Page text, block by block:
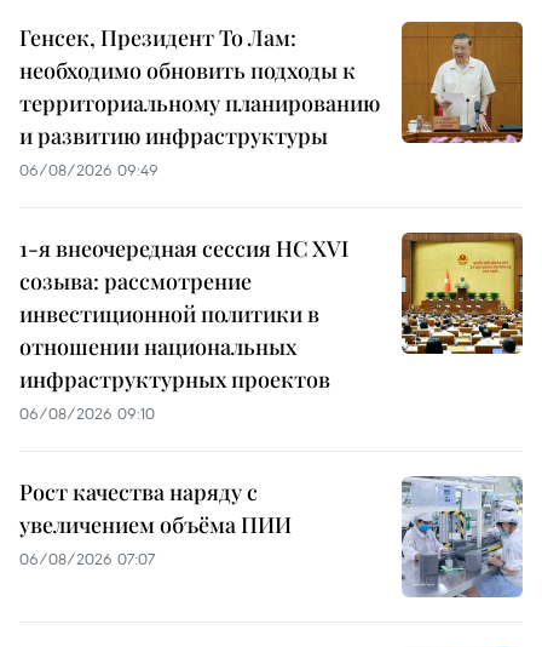
Генсек, Президент То Лам:
необходимо обновить подходы к
территориальному планированию
и развитию инфраструктуры
06/08/2026 09:49
1-я внеочередная сессия НС XVI
созыва: рассмотрение
инвестиционной политики в
отношении национальных
инфраструктурных проектов
06/08/2026 09:10
Рост качества наряду с
увеличением объёма ПИИ
06/08/2026 07:07